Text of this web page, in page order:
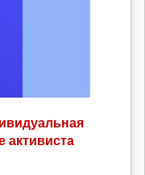
активиста